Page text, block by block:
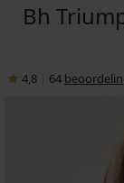
Bh
4,8 64